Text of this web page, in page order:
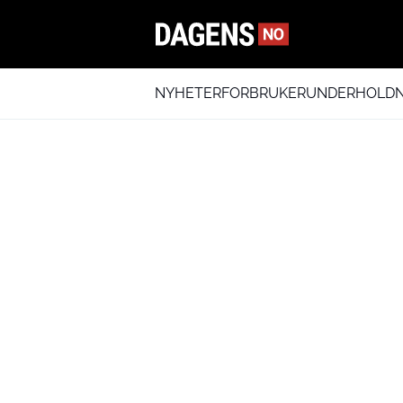
NYHETERFORBRUKER